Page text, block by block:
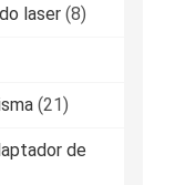
laser (8)
(21)
de